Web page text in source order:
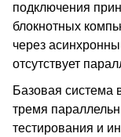
подключения
блокнотных
через
отсутствует
Базовая система
тремя
тестирования и